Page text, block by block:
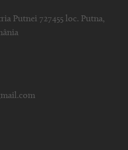
Putnei 727455 loc. Putna,